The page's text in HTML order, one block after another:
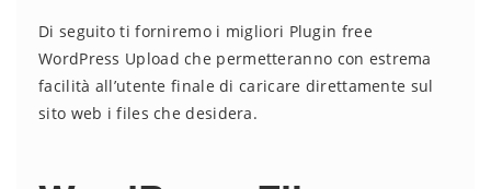
Di seguito ti forniremo i migliori Plugin free
WordPress Upload che permetteranno con estrema
facilità all’utente finale di caricare direttamente sul
sito web i files che desidera.